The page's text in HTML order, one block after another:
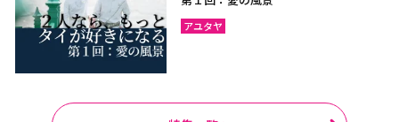
アユタヤ